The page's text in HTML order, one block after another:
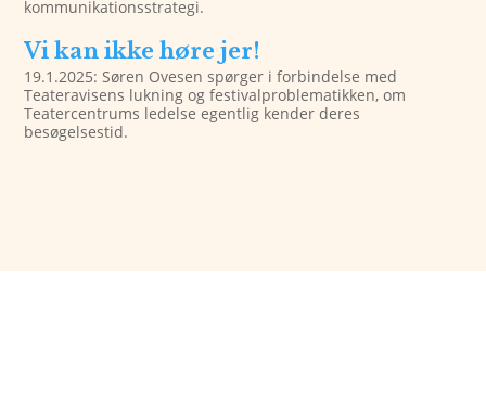
kommunikationsstrategi.
Vi kan ikke høre jer!
19.1.2025: Søren Ovesen spørger i forbindelse med
Teateravisens lukning og festivalproblematikken, om
Teatercentrums ledelse egentlig kender deres
besøgelsestid.